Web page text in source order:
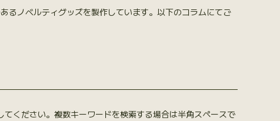
るノベルティグッズを製作しています。以下のコラムにてご
ください。複数キーワードを検索する場合は半角スペースで